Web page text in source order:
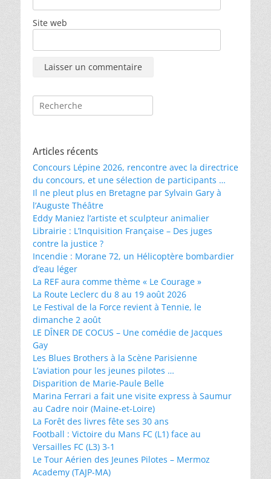
Site web
Rechercher :
Articles récents
Concours Lépine 2026, rencontre avec la directrice
du concours, et une sélection de participants …
Il ne pleut plus en Bretagne par Sylvain Gary à
l’Auguste Théâtre
Eddy Maniez l’artiste et sculpteur animalier
Librairie : L’Inquisition Française – Des juges
contre la justice ?
Incendie : Morane 72, un Hélicoptère bombardier
d’eau léger
La REF aura comme thème « Le Courage »
La Route Leclerc du 8 au 19 août 2026
Le Festival de la Force revient à Tennie, le
dimanche 2 août
LE DÎNER DE COCUS – Une comédie de Jacques
Gay
Les Blues Brothers à la Scène Parisienne
L’aviation pour les jeunes pilotes …
Disparition de Marie-Paule Belle
Marina Ferrari a fait une visite express à Saumur
au Cadre noir (Maine-et-Loire)
La Forêt des livres fête ses 30 ans
Football : Victoire du Mans FC (L1) face au
Versailles FC (L3) 3-1
Le Tour Aérien des Jeunes Pilotes – Mermoz
Academy (TAJP-MA)